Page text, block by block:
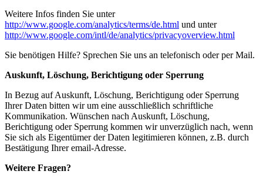
Weitere Infos finden Sie unter
http://www.google.com/analytics/terms/de.html und unter
http://www.google.com/intl/de/analytics/privacyoverview.html
Sie benötigen Hilfe? Sprechen Sie uns an telefonisch oder per Mail.
Auskunft, Löschung, Berichtigung oder Sperrung
In Bezug auf Auskunft, Löschung, Berichtigung oder Sperrung
Ihrer Daten bitten wir um eine ausschließlich schriftliche
Kommunikation. Wünschen nach Auskunft, Löschung,
Berichtigung oder Sperrung kommen wir unverzüglich nach, wenn
Sie sich als Eigentümer der Daten legitimieren können, z.B. durch
Bestätigung Ihrer email-Adresse.
Weitere Fragen?